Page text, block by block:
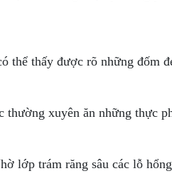
thấy được rõ những đốm
xuyên ăn những thực
lớp trám răng sâu các lỗ